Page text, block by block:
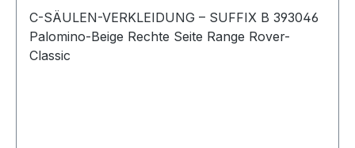
C-SÄULEN-VERKLEIDUNG – SUFFIX B 393046
Palomino-Beige Rechte Seite Range Rover-
Classic